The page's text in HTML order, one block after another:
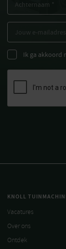
Ik ga akkoord
KNOLL
Vacatures
Over ons
Ontdek